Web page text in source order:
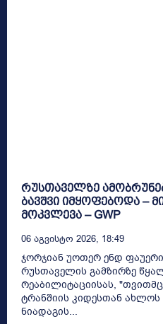
რუსთაველზე
ბავშვი იმყოფებოდა –
მოკვლევა – GWP
06 Აგვისტო 2026, 18:49
ჯორჯიან უოთერ ენდ ფაუერის
რუსთაველის გამზირზე
რეაბილიტაციისას,
ტრანშიის კიდესთან ახლოს
ნიადაგის...